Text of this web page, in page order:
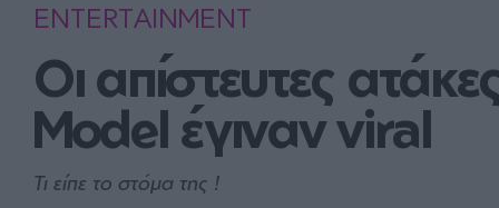
ENTERTAINMENT
Οι απίστευτες
Model έγιναν viral
Τι είπε το στόμα της !